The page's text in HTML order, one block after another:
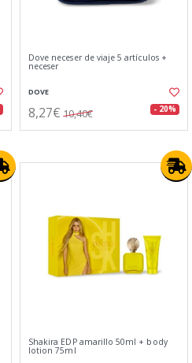
Dove neceser de viaje 5 artículos +
neceser
DOVE
8,27€ 10,40€ - 20%
Shakira EDP amarillo 50ml + body
lotion 75ml